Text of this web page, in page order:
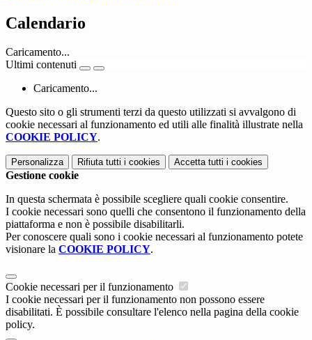
Calendario
Caricamento...
Ultimi contenuti
Caricamento...
Questo sito o gli strumenti terzi da questo utilizzati si avvalgono di
cookie necessari al funzionamento ed utili alle finalità illustrate nella
COOKIE POLICY.
Personalizza Rifiuta tutti i cookies Accetta tutti i cookies
Gestione cookie
In questa schermata è possibile scegliere quali cookie consentire.
I cookie necessari sono quelli che consentono il funzionamento della
piattaforma e non è possibile disabilitarli.
Per conoscere quali sono i cookie necessari al funzionamento potete
visionare la COOKIE POLICY.
Cookie necessari per il funzionamento
I cookie necessari per il funzionamento non possono essere
disabilitati. È possibile consultare l'elenco nella pagina della cookie
policy.